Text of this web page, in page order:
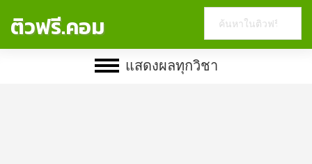
ติวฟรี.คอม
website
แสดงผลทุกวิชา